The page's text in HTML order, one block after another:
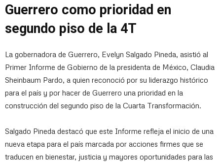
Guerrero como prioridad en
segundo piso de la 4T
La gobernadora de Guerrero, Evelyn Salgado Pineda, asistió al
Primer Informe de Gobierno de la presidenta de México, Claudia
Sheinbaum Pardo, a quien reconoció por su liderazgo histórico
para el país y por hacer de Guerrero una prioridad en la
construcción del segundo piso de la Cuarta Transformación.
Salgado Pineda destacó que este Informe refleja el inicio de una
nueva etapa para el país marcada por acciones firmes que se
traducen en bienestar, justicia y mayores oportunidades para las